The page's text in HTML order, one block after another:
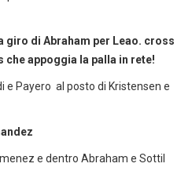
giro di Abraham per Leao. cross
appoggia la palla in rete!
e Payero al posto di Kristensen e
e dentro Abraham e Sottil